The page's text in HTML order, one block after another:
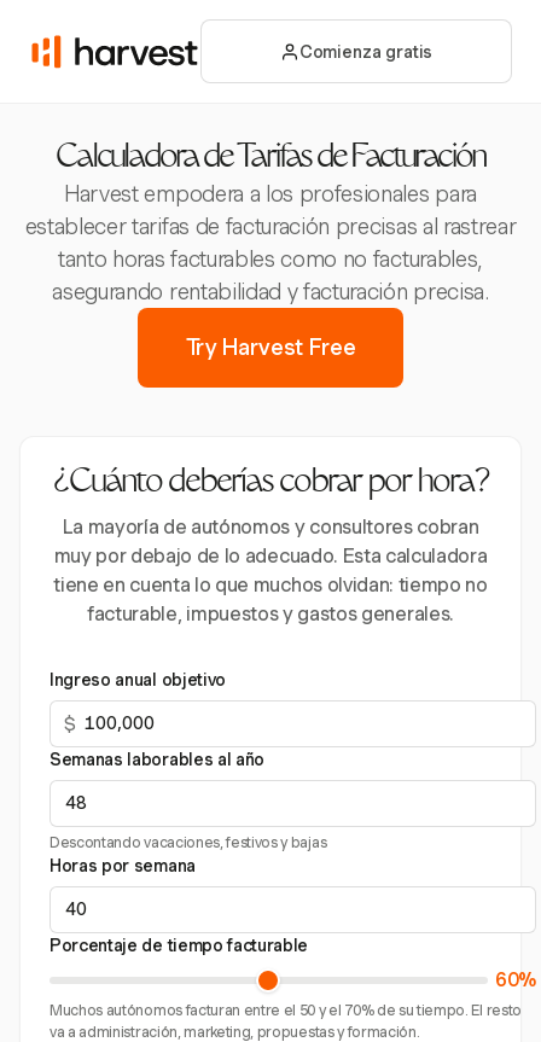
Comienza gratis
Calculadora de Tarifas de Facturación
Harvest empodera a los profesionales para
establecer tarifas de facturación precisas al rastrear
tanto horas facturables como no facturables,
asegurando rentabilidad y facturación precisa.
Try Harvest Free
¿Cuánto deberías cobrar por hora?
La mayoría de autónomos y consultores cobran
muy por debajo de lo adecuado. Esta calculadora
tiene en cuenta lo que muchos olvidan: tiempo no
facturable, impuestos y gastos generales.
Ingreso anual objetivo
$
Semanas laborables al año
Descontando vacaciones, festivos y bajas
Horas por semana
Porcentaje de tiempo facturable
60%
Muchos autónomos facturan entre el 50 y el 70% de su tiempo. El resto
va a administración, marketing, propuestas y formación.